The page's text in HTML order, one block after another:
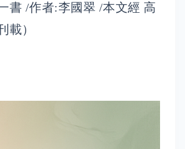
書 /作者:李國翠 /本文經 高
載）